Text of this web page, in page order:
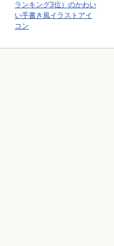
ランキング3位）のかわい
い手書き風イラストアイ
コン